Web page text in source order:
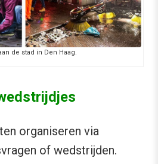
de stad in Den Haag.
organiseren via
of wedstrijden.